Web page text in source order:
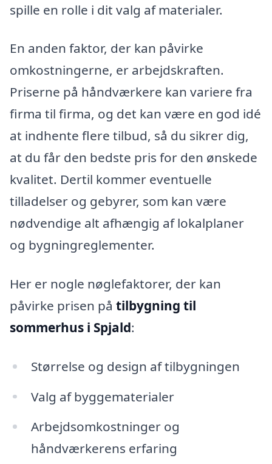
spille en rolle i dit valg af materialer.
En anden faktor, der kan påvirke
omkostningerne, er arbejdskraften.
Priserne på håndværkere kan variere fra
firma til firma, og det kan være en god idé
at indhente flere tilbud, så du sikrer dig,
at du får den bedste pris for den ønskede
kvalitet. Dertil kommer eventuelle
tilladelser og gebyrer, som kan være
nødvendige alt afhængig af lokalplaner
og bygningreglementer.
Her er nogle nøglefaktorer, der kan
påvirke prisen på tilbygning til
sommerhus i Spjald:
Størrelse og design af tilbygningen
Valg af byggematerialer
Arbejdsomkostninger og
håndværkerens erfaring